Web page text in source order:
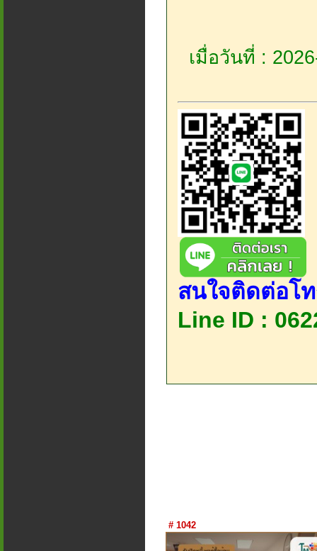
เมื่อวันที่ :
สนใจติดต่อโ
Line ID :
# 1042